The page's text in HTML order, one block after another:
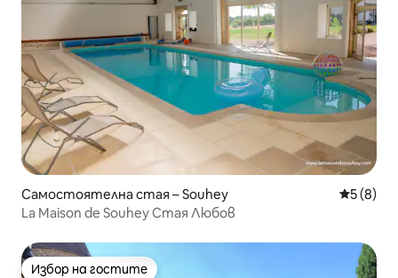
Самостоятелна стая – Souhey Средна
5 (8)
La Maison de Souhey Стая Любов
Избор на гостите